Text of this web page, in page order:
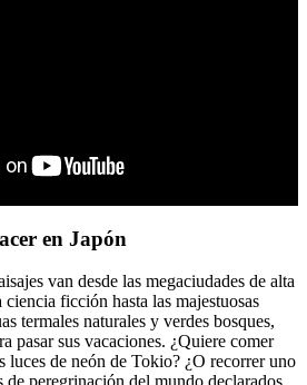
en Japón
van desde las megaciudades de alta
ficción hasta las majestuosas
termales naturales y verdes bosques,
pasar sus vacaciones. ¿Quiere comer
luces de neón de Tokio? ¿O recorrer uno